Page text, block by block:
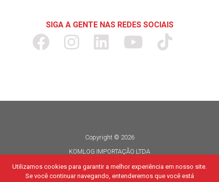
SIGA A GENTE NAS REDES SOCIAIS
Copyright © 2026
KOMLOG IMPORTAÇÃO LTDA
CNPJ 06.114.935/0015-80
Todos os direitos reservados
Utilizamos cookies para garantir a melhor experiência em nosso site.
Se você continuar navegando, entenderemos que você está